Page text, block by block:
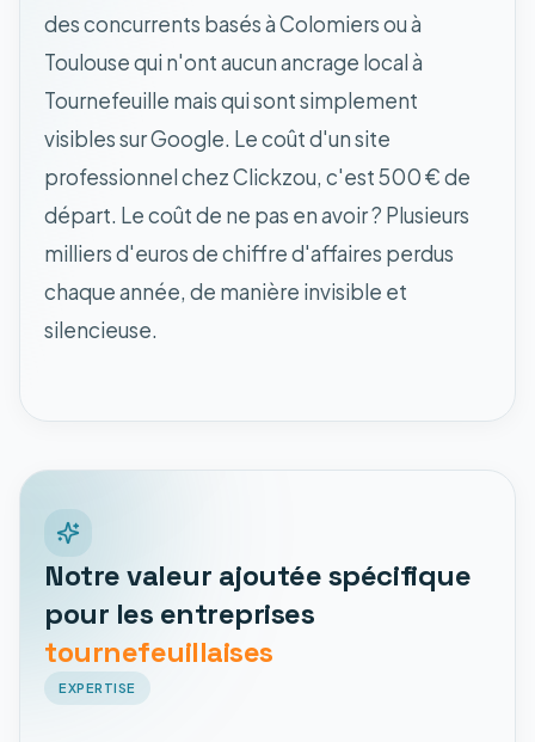
des concurrents basés à Colomiers ou à
Toulouse qui n'ont aucun ancrage local à
Tournefeuille mais qui sont simplement
visibles sur Google. Le coût d'un site
professionnel chez Clickzou, c'est 500 € de
départ. Le coût de ne pas en avoir ? Plusieurs
milliers d'euros de chiffre d'affaires perdus
chaque année, de manière invisible et
silencieuse.
Notre valeur ajoutée spécifique
pour les entreprises
tournefeuillaises
EXPERTISE